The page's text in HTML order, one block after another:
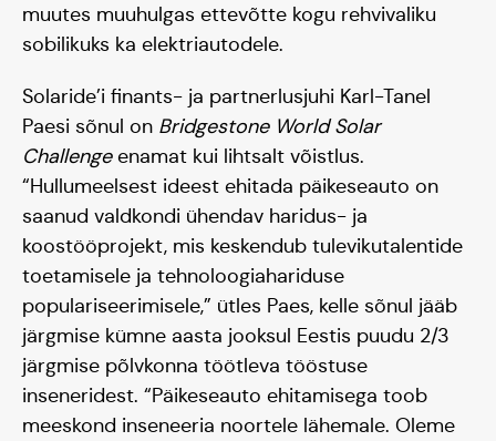
Tiim
Liitu
muutes muuhulgas ettevõtte kogu rehvivaliku
sobilikuks ka elektriautodele.
Solaride’i finants- ja partnerlusjuhi Karl-Tanel
Paesi sõnul on Bridgestone World Solar
Challengeenamat kui lihtsalt võistlus.
“Hullumeelsest ideest ehitada päikeseauto on
saanud valdkondi ühendav haridus- ja
koostööprojekt, mis keskendub tulevikutalentide
toetamisele ja tehnoloogiahariduse
populariseerimisele,” ütles Paes, kelle sõnul jääb
järgmise kümne aasta jooksul Eestis puudu 2/3
järgmise põlvkonna töötleva tööstuse
inseneridest. “Päikeseauto ehitamisega toob
meeskond inseneeria noortele lähemale. Oleme